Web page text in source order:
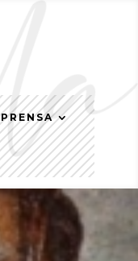
PRENSA